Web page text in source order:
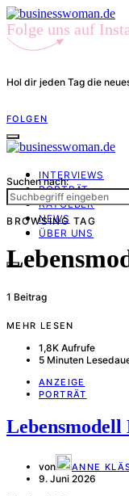
Folge uns auf
Hol dir jeden Tag die
FOLGEN
INTERVIEWS
PORTRÄT
RATGEBER
NEWS
ÜBER UNS
Suchen nach:
BROWSING TAG
1 Beitrag
MEHR LESEN
1,8K Aufrufe
5 Minuten
ANZEIGE
PORTRÄT
von ANNE
9. Juni 2026